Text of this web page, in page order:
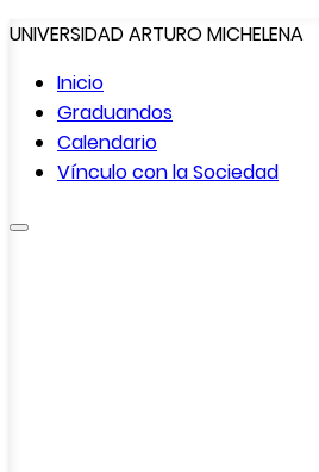
UNIVERSIDAD ARTURO MICHELENA
Inicio
Graduandos
Calendario
Vínculo con laSociedad